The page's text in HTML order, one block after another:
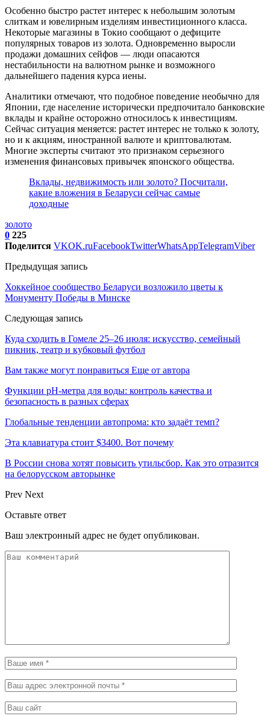
Особенно быстро растет интерес к небольшим золотым
слиткам и ювелирным изделиям инвестиционного класса.
Некоторые магазины в Токио сообщают о дефиците
популярных товаров из золота. Одновременно выросли
продажи домашних сейфов — люди опасаются
нестабильности на валютном рынке и возможного
дальнейшего падения курса иены.
Аналитики отмечают, что подобное поведение необычно для
Японии, где население исторически предпочитало банковские
вклады и крайне осторожно относилось к инвестициям.
Сейчас ситуация меняется: растет интерес не только к золоту,
но и к акциям, иностранной валюте и криптовалютам.
Многие эксперты считают это признаком серьезного
изменения финансовых привычек японского общества.
Вклады, недвижимость или золото? Посчитали,
какие вложения в Беларуси сейчас самые
доходные
золото
0 225
Поделится VKOK.ruFacebookTwitterWhatsAppTelegramViber
Предыдущая запись
Хоккейное сообщество Беларуси возложило цветы к
Монументу Победы в Минске
Следующая запись
Куда сходить в Гомеле 25–26 июля: искусство, семейный
пикник, театр и кубковый футбол
Вам также могут понравиться Еще от автора
Функции pH-метра для воды: контроль качества и
безопасность в разных сферах
Глобальные тенденции автопрома: кто задаёт темп?
Эта клавиатура стоит $3400. Вот почему
В России снова хотят повысить утильсбор. Как это отразится
на белорусском авторынке
Prev Next
Оставьте ответ
Ваш электронный адрес не будет опубликован.